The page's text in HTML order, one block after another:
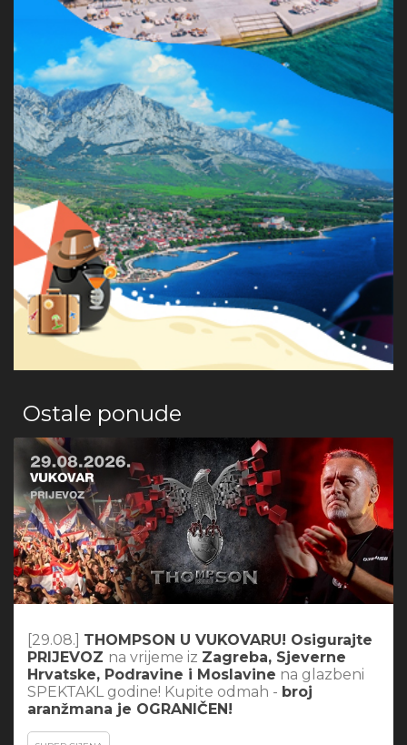
Ostale ponude
[29.08.] THOMPSON U VUKOVARU! Osigurajte
PRIJEVOZ na vrijeme iz Zagreba, Sjeverne
Hrvatske, Podravine i Moslavine na glazbeni
SPEKTAKL godine! Kupite odmah - broj
aranžmana je OGRANIČEN!